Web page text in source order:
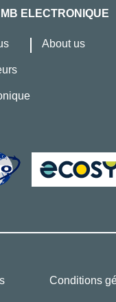
ELECTRONIQUE
About us
Conditions